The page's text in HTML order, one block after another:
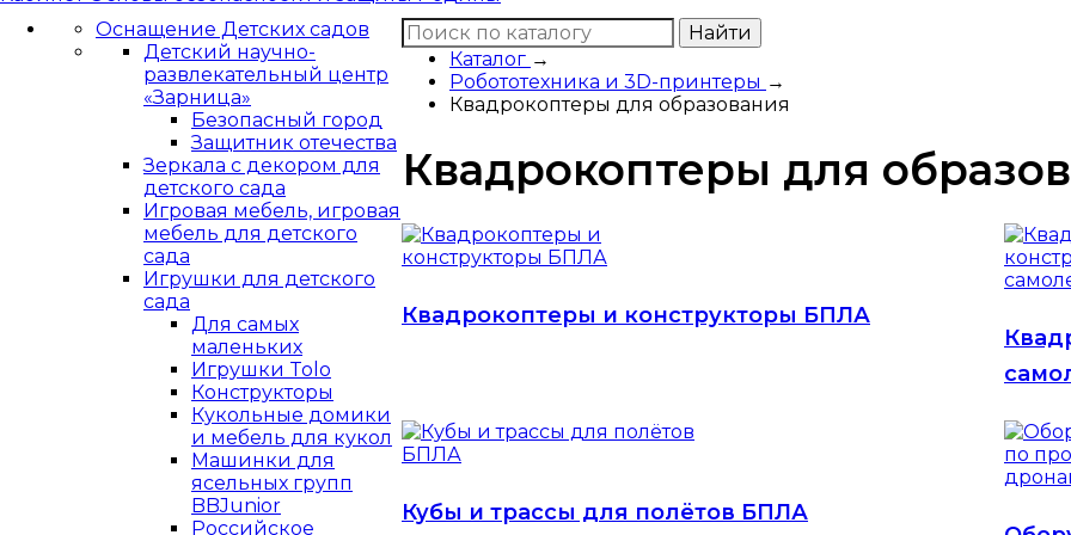
Оснащение Детских садов
Детский научно-
развлекательный центр
«Зарница»
Безопасный город
Защитник отечества
Зеркала с декором для
детского сада
Игровая мебель, игровая
мебель для детского
сада
Игрушки для детского
сада
Для самых
маленьких
Игрушки Tolo
Конструкторы
Кукольные домики
и мебель для кукол
Машинки для
ясельных групп
BBJunior
Российское
Найти
Каталог →
Робототехника и 3D-принтеры →
Квадрокоптеры для образования
Квадрокоптеры для
Квадрокоптеры и конструкторы БПЛА
Кубы и трассы для полётов БПЛА